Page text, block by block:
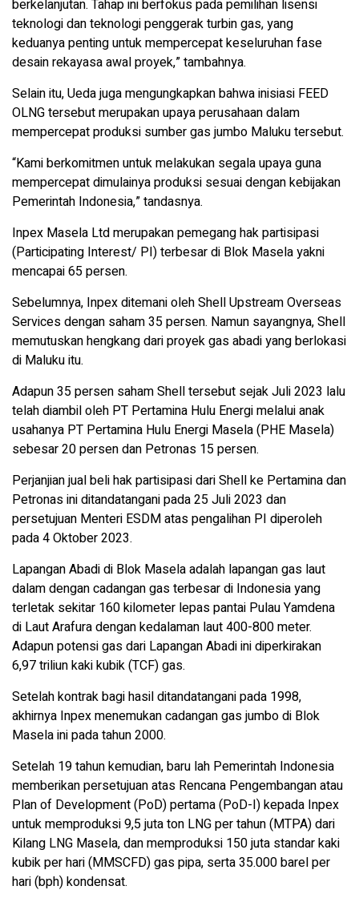
berkelanjutan. Tahap ini berfokus pada pemilihan lisensi
teknologi dan teknologi penggerak turbin gas, yang
keduanya penting untuk mempercepat keseluruhan fase
desain rekayasa awal proyek,” tambahnya.
Selain itu, Ueda juga mengungkapkan bahwa inisiasi FEED
OLNG tersebut merupakan upaya perusahaan dalam
mempercepat produksi sumber gas jumbo Maluku tersebut.
“Kami berkomitmen untuk melakukan segala upaya guna
mempercepat dimulainya produksi sesuai dengan kebijakan
Pemerintah Indonesia,” tandasnya.
Inpex Masela Ltd merupakan pemegang hak partisipasi
(Participating Interest/ PI) terbesar di Blok Masela yakni
mencapai 65 persen.
Sebelumnya, Inpex ditemani oleh Shell Upstream Overseas
Services dengan saham 35 persen. Namun sayangnya, Shell
memutuskan hengkang dari proyek gas abadi yang berlokasi
di Maluku itu.
Adapun 35 persen saham Shell tersebut sejak Juli 2023 lalu
telah diambil oleh PT Pertamina Hulu Energi melalui anak
usahanya PT Pertamina Hulu Energi Masela (PHE Masela)
sebesar 20 persen dan Petronas 15 persen.
Perjanjian jual beli hak partisipasi dari Shell ke Pertamina dan
Petronas ini ditandatangani pada 25 Juli 2023 dan
persetujuan Menteri ESDM atas pengalihan PI diperoleh
pada 4 Oktober 2023.
Lapangan Abadi di Blok Masela adalah lapangan gas laut
dalam dengan cadangan gas terbesar di Indonesia yang
terletak sekitar 160 kilometer lepas pantai Pulau Yamdena
di Laut Arafura dengan kedalaman laut 400-800 meter.
Adapun potensi gas dari Lapangan Abadi ini diperkirakan
6,97 triliun kaki kubik (TCF) gas.
Setelah kontrak bagi hasil ditandatangani pada 1998,
akhirnya Inpex menemukan cadangan gas jumbo di Blok
Masela ini pada tahun 2000.
Setelah 19 tahun kemudian, baru lah Pemerintah Indonesia
memberikan persetujuan atas Rencana Pengembangan atau
Plan of Development (PoD) pertama (PoD-I) kepada Inpex
untuk memproduksi 9,5 juta ton LNG per tahun (MTPA) dari
Kilang LNG Masela, dan memproduksi 150 juta standar kaki
kubik per hari (MMSCFD) gas pipa, serta 35.000 barel per
hari (bph) kondensat.